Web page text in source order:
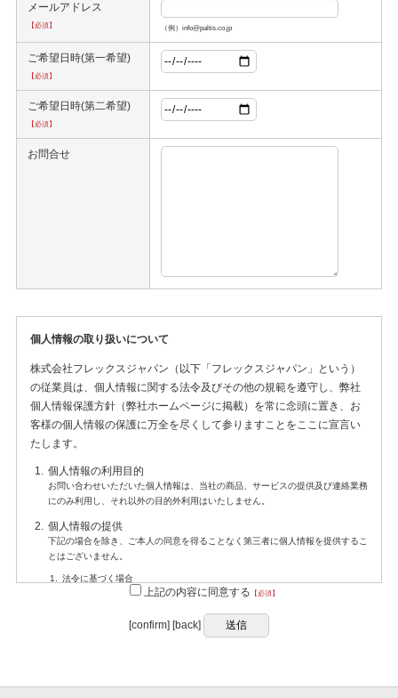
メールアドレス
【必須】 （例）info@paltis.co.jp
ご希望日時(第一希望)
【必須】
ご希望日時(第二希望)
【必須】
お問合せ
個人情報の取り扱いについて
株式会社フレックスジャパン（以下「フレックスジャパン」という）
の従業員は、個人情報に関する法令及びその他の規範を遵守し、弊社
個人情報保護方針（弊社ホームページに掲載）を常に念頭に置き、お
客様の個人情報の保護に万全を尽くして参りますことをここに宣言い
たします。
個人情報の利用目的
お問い合わせいただいた個人情報は、当社の商品、サービスの提供及び連絡業務
にのみ利用し、それ以外の目的外利用はいたしません。
個人情報の提供
下記の場合を除き、ご本人の同意を得ることなく第三者に個人情報を提供するこ
とはございません。
法令に基づく場合
人の生命、身体又は財産の保護のために必要がある場合であって、本人の同
公衆衛生の向上又は児童の健全な育成の推進のために特に必要がある場合で
及ぼす恐れがあるとき
上記の内容に同意する 【必須】
[confirm] [back]